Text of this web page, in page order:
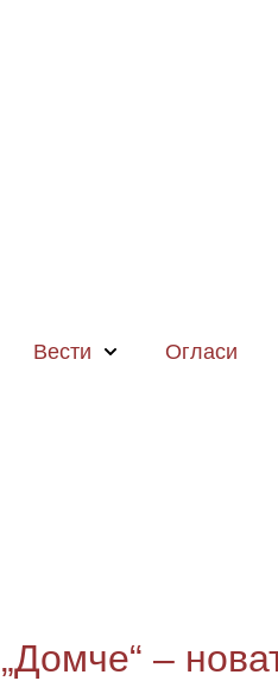
Вести Огласи
„Домче“ –